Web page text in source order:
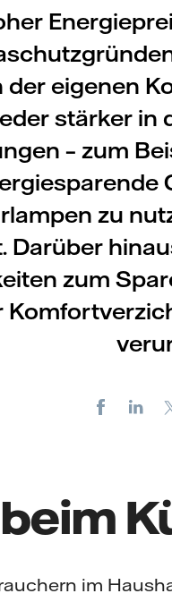
der eigenen
stärker in
– zum
zu
Darüber
zum
im